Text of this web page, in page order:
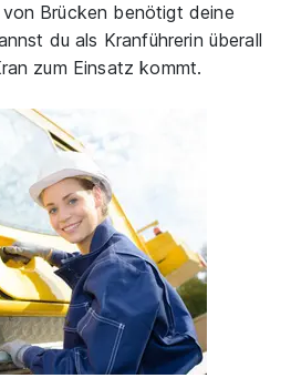
Brücken benötigt deine
du als Kranführerin überall
zum Einsatz kommt.